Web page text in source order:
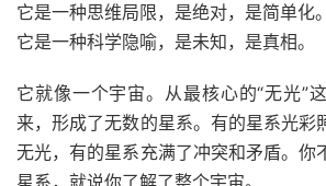
它是一种思维局限，是绝对，是简单化。
它是一种科学隐喻，是未知，是真相。
它就像一个宇宙。从最核心的“无光”
来，形成了无数的星系。有的星系光彩
无光，有的星系充满了冲突和矛盾。你
星系，就说你了解了整个宇宙。